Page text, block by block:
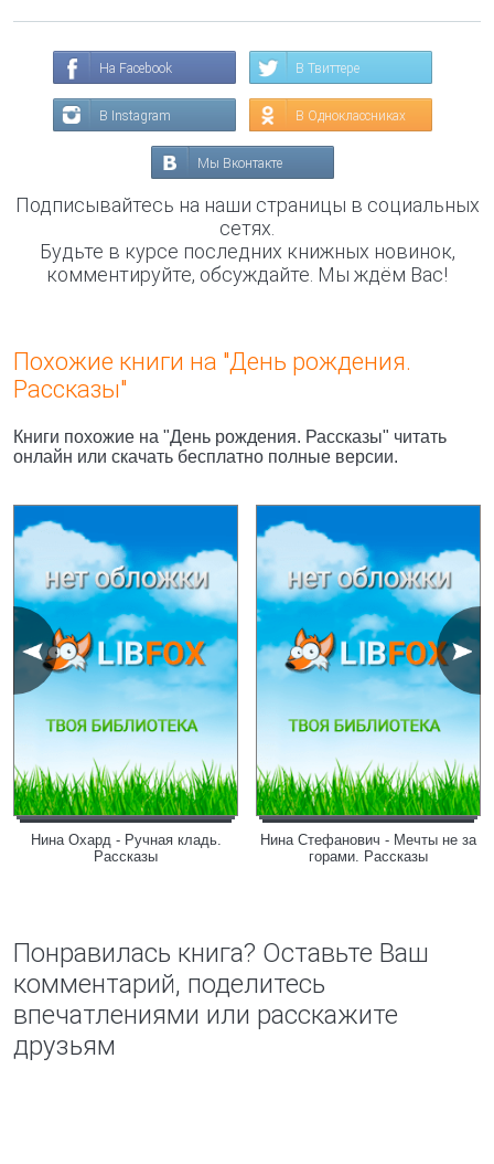
На Facebook В Твиттере
В Instagram В Одноклассниках
Мы Вконтакте
Подписывайтесь на наши страницы в социальных
сетях.
Будьте в курсе последних книжных новинок,
комментируйте, обсуждайте. Мы ждём Вас!
Похожие книги на "День рождения.
Рассказы"
Книги похожие на "День рождения. Рассказы" читать
онлайн или скачать бесплатно полные версии.
Нина Охард - Ручная кладь.
Рассказы
Нина Стефанович - Мечты не за
горами. Рассказы
Понравилась книга? Оставьте Ваш
комментарий, поделитесь
впечатлениями или расскажите
друзьям